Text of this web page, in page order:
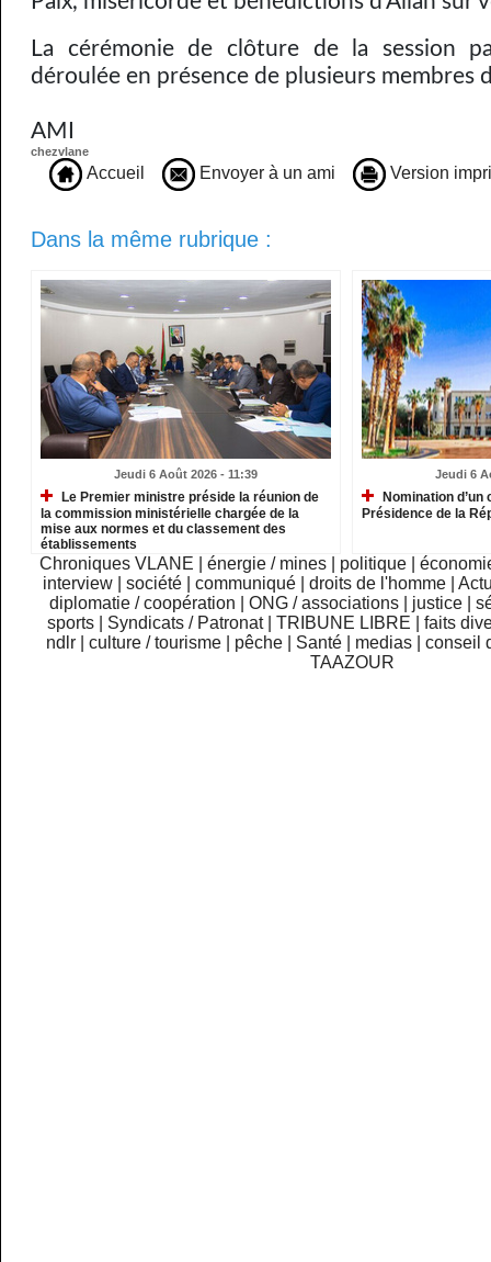
La cérémonie de clôture de la session
déroulée en présence de plusieurs membres
AMI
chezvlane
Accueil Envoyer à un ami Version
Dans la même rubrique :
Jeudi 6 Août 2026 - 11:39
Le Premier ministre préside la réunion de
la commission ministérielle chargée de la
mise aux normes et du classement des
établissements
Jeudi 6
Nomination
Présidence de la
Chroniques VLANE énergie / mines politique
interview
|société |communiqué |droits de l'homme |
diplomatie / coopération
ONG / associations justice
sports
Syndicats / Patronat TRIBUNE LIBRE
faits
ndlr
|culture / tourisme pêche Santé medias |conseil
TAAZOUR